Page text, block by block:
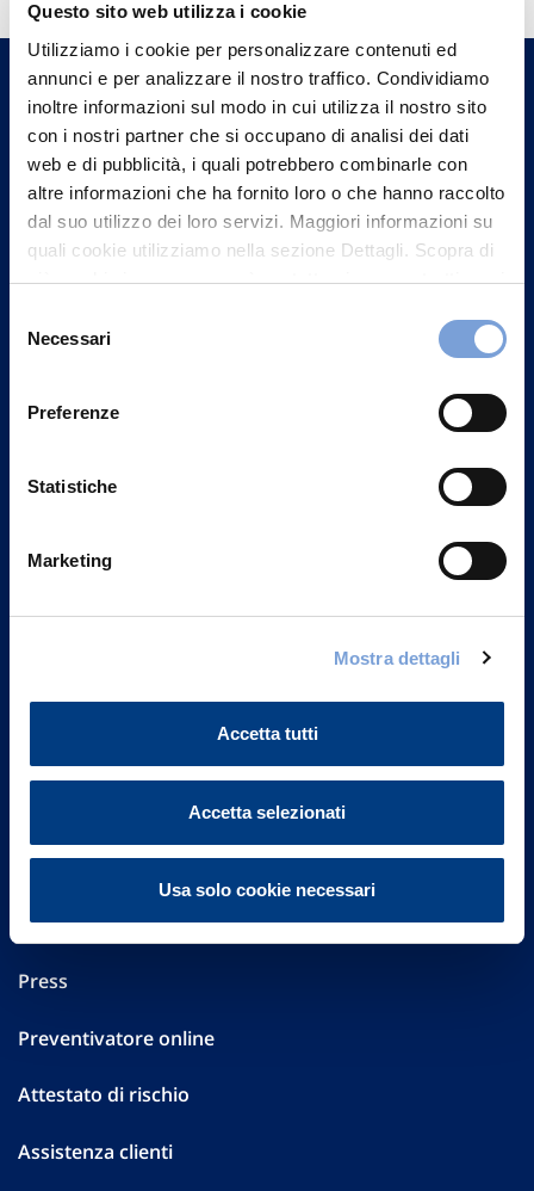
Questo sito web utilizza i cookie
Utilizziamo i cookie per personalizzare contenuti ed
annunci e per analizzare il nostro traffico. Condividiamo
inoltre informazioni sul modo in cui utilizza il nostro sito
con i nostri partner che si occupano di analisi dei dati
web e di pubblicità, i quali potrebbero combinarle con
altre informazioni che ha fornito loro o che hanno raccolto
dal suo utilizzo dei loro servizi. Maggiori informazioni su
quali cookie utilizziamo nella sezione Dettagli. Scopra di
più su chi siamo, come può contattarci e come trattiamo i
può trovare nel footer del sito nella sezione "Informativa
delNecessari
Preferenze
Statistiche
Marketing
Mostra dettagli
Accetta tutti
Accetta selezionati
Usa solo cookie necessari
Trova l'Agenzia più vicina a te e parla con
un nostro Agente.
Contattaci
Vittoria Assicurazioni S.p.A.
Part. IVA 01329510158
Sostenibilità
Performances
Press
Preventivatore online
Attestato di rischio
Assistenza clienti